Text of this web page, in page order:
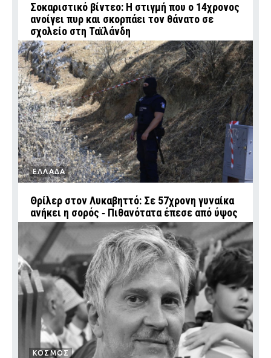
Σοκαριστικό βίντεο: Η στιγμή που ο 14χρονος
ανοίγει πυρ και σκορπάει τον θάνατο σε
σχολείο στη Ταϊλάνδη
ΕΛΛΑΔΑ
Θρίλερ στον Λυκαβηττό: Σε 57χρονη γυναίκα
ανήκει η σορός ‑ Πιθανότατα έπεσε από ύψος
ΚΟΣΜΟΣ